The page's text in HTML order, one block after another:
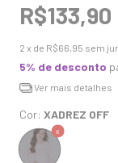
R$133,90
2 x de R$66,95 sem
5% de desconto
Ver mais detalhes
Cor: XADREZ OFF